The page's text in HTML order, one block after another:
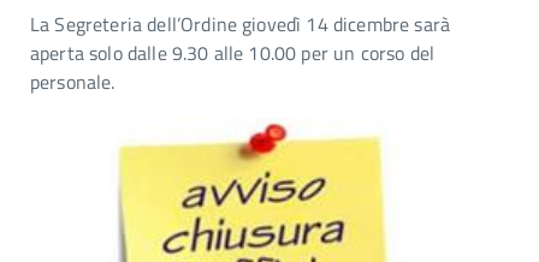
La Segreteria dell’Ordine giovedì 14 dicembre sarà
aperta solo dalle 9.30 alle 10.00 per un corso del
personale.